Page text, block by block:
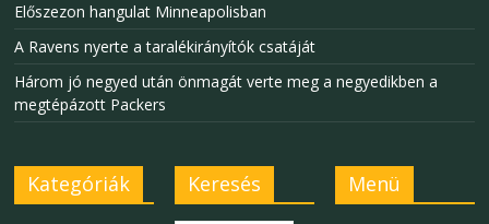
Előszezon hangulat Minneapolisban
A Ravens nyerte a taralékirányítók csatáját
Három jó negyed után önmagát verte meg a negyedikben a
megtépázott Packers
Kategóriák Keresés Menü